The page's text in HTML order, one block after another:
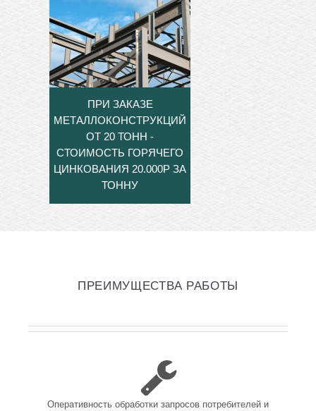
ПРИ ЗАКАЗЕ
МЕТАЛЛОКОНСТРУКЦИЙ
ОТ 20 ТОНН -
СТОИМОСТЬ ГОРЯЧЕГО
ЦИНКОВАНИЯ 20.000Р ЗА
ТОННУ
ПРЕИМУЩЕСТВА РАБОТЫ
Оперативность обработки запросов потребителей и